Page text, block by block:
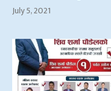
July 5, 2021